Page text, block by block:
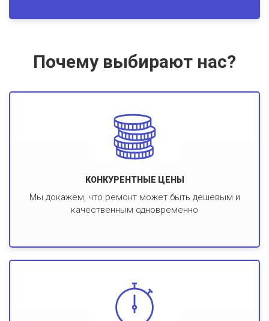
Почему выбирают нас?
КОНКУРЕНТНЫЕ ЦЕНЫ
Мы докажем, что ремонт может быть дешевым и
качественным одновременно